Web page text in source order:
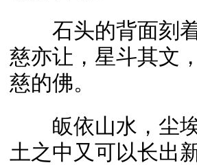
石头的背面刻着
慈亦让，星斗其文
慈的佛。
皈依山水，尘埃
土之中又可以长出